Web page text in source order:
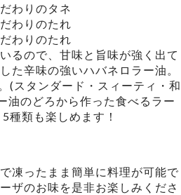
るので、甘味と旨味が強く出て
た辛味の強いハバネロラー油。
(スタンダード・スィーティ・和
油のどろから作った食べるラー
種類も楽しめます！
凍ったまま簡単に料理が可能で
ザのお味を是非お楽しみくださ